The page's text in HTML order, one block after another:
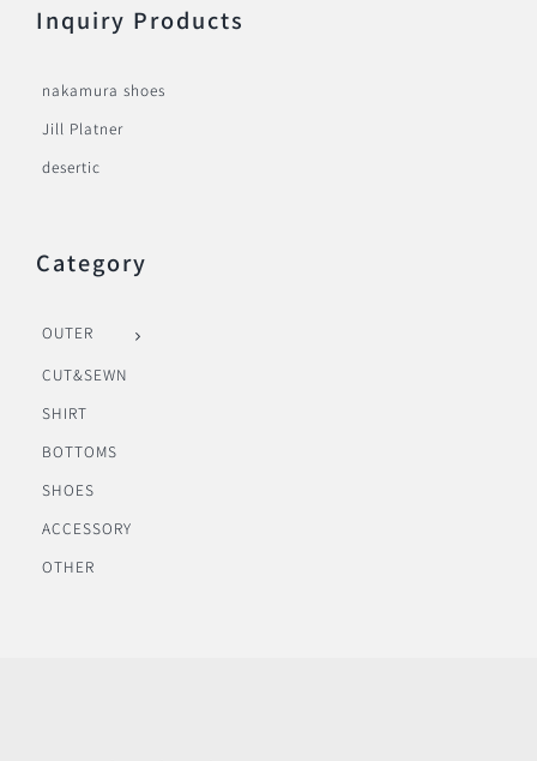
Inquiry Products
nakamura shoes
Jill Platner
desertic
Category
OUTER
CUT&SEWN
SHIRT
BOTTOMS
SHOES
ACCESSORY
OTHER